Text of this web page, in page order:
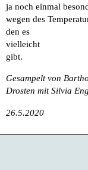
ja noch einmal
wegen des
den es
vielleicht
gibt.
Gesampelt von
Drosten mit Silvia
26.5.2020